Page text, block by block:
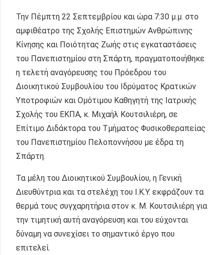
Την Πέμπτη 22 Σεπτεμβρίου και ώρα 7:30 μ.μ. στο
αμφιθέατρο της Σχολής Επιστημών Ανθρώπινης
Κίνησης και Ποιότητας Ζωής στις εγκαταστάσεις
του Πανεπιστημίου στη Σπάρτη, πραγματοποιήθηκε
η τελετή αναγόρευσης του Πρόεδρου του
Διοικητικού Συμβουλίου του Ιδρύματος Κρατικών
Υποτροφιών και Ομότιμου Καθηγητή της Ιατρικής
Σχολής του ΕΚΠΑ, κ. Μιχαήλ Κουτσιλιέρη, σε
Επίτιμο Διδάκτορα του Τμήματος Φυσικοθεραπείας
του Πανεπιστημίου Πελοποννήσου με έδρα τη
Σπάρτη.
Τα μέλη του Διοικητικού Συμβουλίου, η Γενική
Διευθύντρια και τα στελέχη του Ι.Κ.Υ. εκφράζουν τα
θερμά τους συγχαρητήρια στον κ. Μ. Κουτσιλιέρη για
την τιμητική αυτή αναγόρευση και του εύχονται
δύναμη να συνεχίσει το σημαντικό έργο που
επιτελεί.